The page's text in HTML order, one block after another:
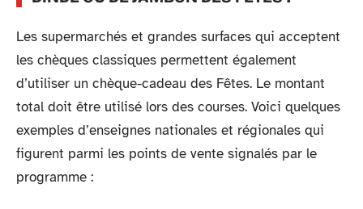
Les supermarchés et grandes surfaces qui acceptent
les chèques classiques permettent également
d’utiliser un chèque-cadeau des Fêtes. Le montant
total doit être utilisé lors des courses. Voici quelques
exemples d’enseignes nationales et régionales qui
figurent parmi les points de vente signalés par le
programme :